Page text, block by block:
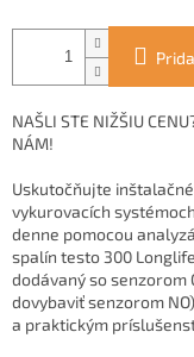
NAŠLI STE NIŽŠIU
NÁM!
Uskutočňujte
vykurovacích
denne pomocou
spalín testo 300
dodávaný so senzorom
dovybaviť senzorom
a praktickým